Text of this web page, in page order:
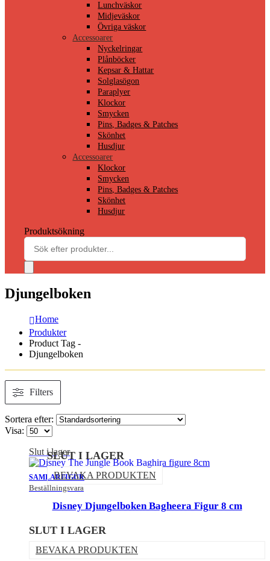
Lunchväskor
Midjeväskor
Övriga väskor
Accessoarer
Nyckelringar
Plånböcker
Kepsar & Hattar
Solglasögon
Paraplyer
Klockor
Smycken
Pins, Badges & Patches
Skönhet
Husdjur
Accessoarer
Klockor
Smycken
Pins, Badges & Patches
Skönhet
Husdjur
Produktsökning
Djungelboken
Home
Produkter
Product Tag -
Djungelboken
Filters
Sortera efter:
Visa:
Slut i lager
SAMLARFIGUR
Beställningsvara
SLUT I LAGER
BEVAKA PRODUKTEN
Disney Djungelboken Bagheera Figur 8 cm
SLUT I LAGER
BEVAKA PRODUKTEN